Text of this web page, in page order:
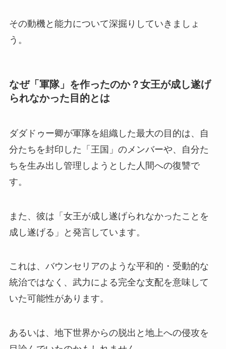
その動機と能力について深掘りしていきましょ
う。
なぜ「軍隊」を作ったのか？女王が成し遂げ
られなかった目的とは
ダダドゥー卿が軍隊を組織した最大の目的は、自
分たちを封印した「王国」のメンバーや、自分た
ちを生み出し管理しようとした人間への復讐で
す。
また、彼は「女王が成し遂げられなかったことを
成し遂げる」と発言しています。
これは、バウンセリアのような平和的・受動的な
統治ではなく、武力による完全な支配を意味して
いた可能性があります。
あるいは、地下世界からの脱出と地上への侵攻を